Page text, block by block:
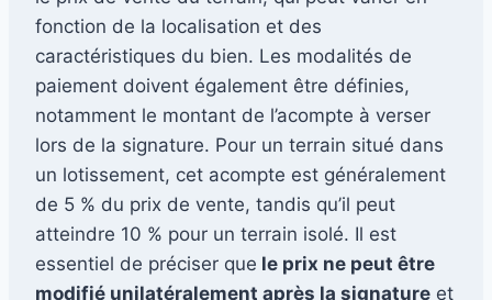
fonction de la localisation et des
caractéristiques du bien. Les modalités de
paiement doivent également être définies,
notamment le montant de l’acompte à verser
lors de la signature. Pour un terrain situé dans
un lotissement, cet acompte est généralement
de 5 % du prix de vente, tandis qu’il peut
atteindre 10 % pour un terrain isolé. Il est
essentiel de préciser que le prix ne peut être
modifié unilatéralement après la signature et